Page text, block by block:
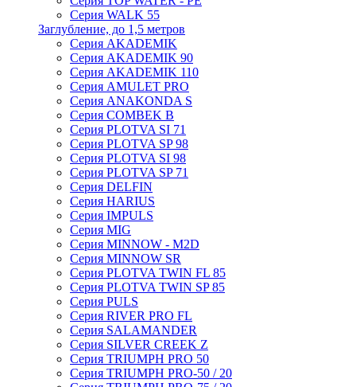
Серия WALK 55
Заглубление, до 1,5 метров
Серия AKADEMIK
Серия AKADEMIK 90
Серия AKADEMIK 110
Серия AMULET PRO
Серия ANAKONDA S
Серия COMBEK B
Серия PLOTVA SI 71
Серия PLOTVA SP 98
Серия PLOTVA SI 98
Серия PLOTVA SP 71
Серия DELFIN
Серия HARIUS
Серия IMPULS
Серия MIG
Серия MINNOW - M2D
Серия MINNOW SR
Серия PLOTVA TWIN FL 85
Серия PLOTVA TWIN SP 85
Серия PULS
Серия RIVER PRO FL
Серия SALAMANDER
Серия SILVER CREEK Z
Серия TRIUMPH PRO 50
Серия TRIUMPH PRO-50 / 20